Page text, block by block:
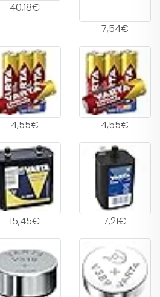
40,18€
7,54€
4,55€ 4,55€
15,45€ 7,21€